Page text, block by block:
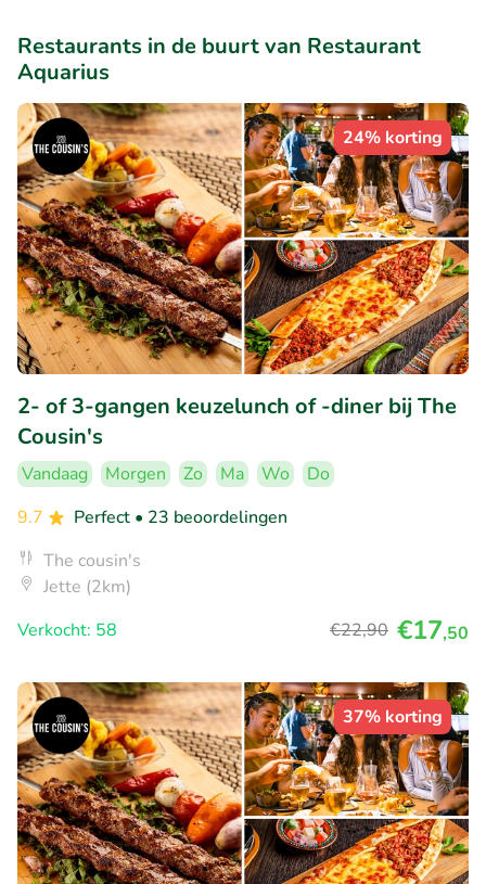
Restaurants in de buurt van Restaurant
Aquarius
24% korting
2- of 3-gangen keuzelunch of -diner bij The
Cousin's
Vandaag Morgen Zo Ma Wo
Do
9.7
Perfect • 23 beoordelingen
The cousin's
Jette (2km)
Verkocht: 58
€22,90 €17,50
37% korting